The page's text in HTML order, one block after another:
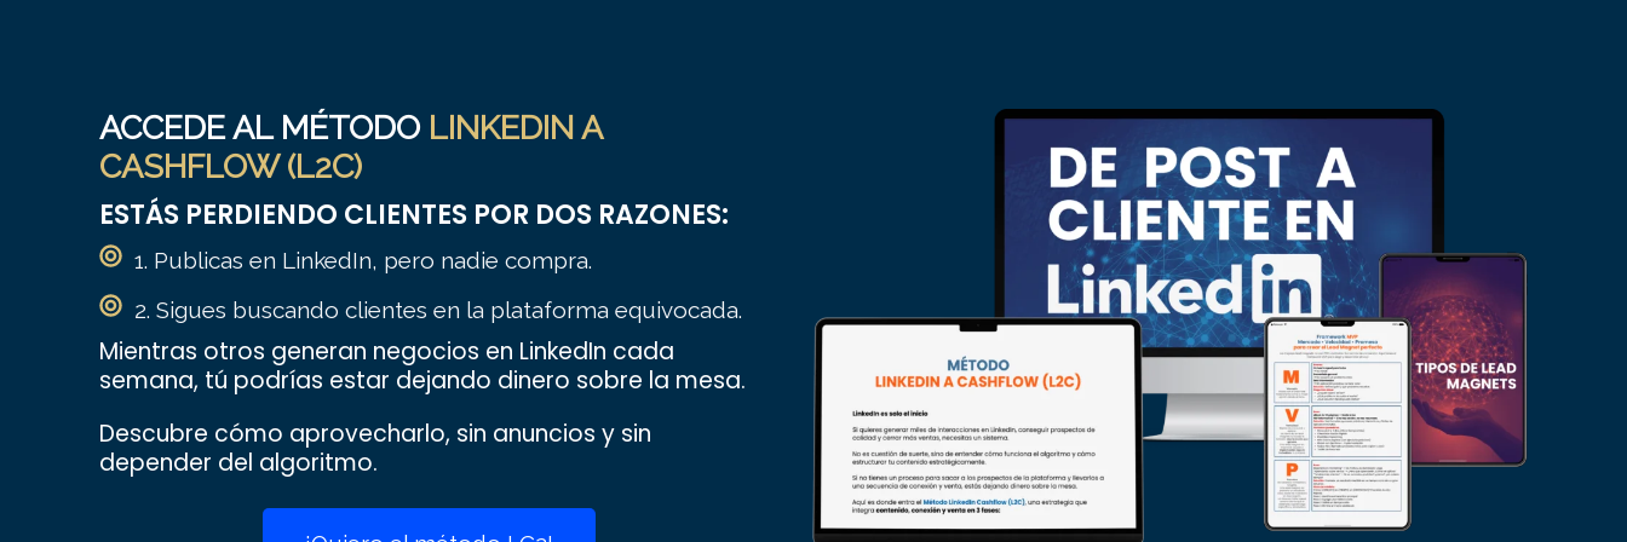
ACCEDE AL MÉTODO LINKEDIN A
CASHFLOW (L2C)
ESTÁS PERDIENDO CLIENTES POR DOS RAZONES:
1. Publicas en LinkedIn, pero nadie compra.
2. Sigues buscando clientes en la plataforma equivocada.
Mientras otros generan negocios en LinkedIn cada
semana, tú podrías estar dejando dinero sobre la mesa.
Descubre cómo aprovecharlo, sin anuncios y sin
depender del algoritmo.